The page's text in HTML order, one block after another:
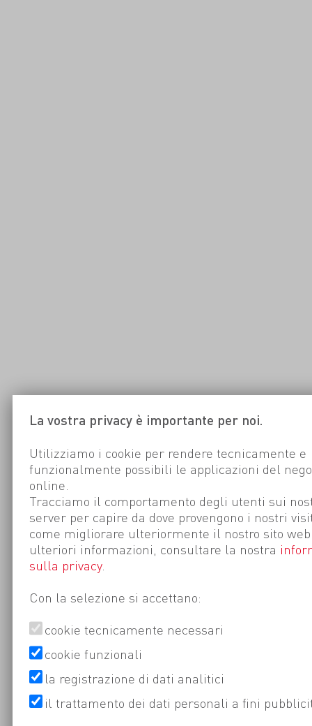
La vostra privacy è importante per noi.
Utilizziamo i cookie per rendere tecnicamente e
funzionalmente possibili le applicazioni del
online.
Tracciamo il comportamento degli utenti sui
server per capire da dove provengono i nostri
come migliorare ulteriormente il nostro sito
ulteriori informazioni, consultare la nostra
sulla privacy.
Con la selezione si accettano:
cookie tecnicamente necessari
cookie funzionali
la registrazione di dati analitici
il trattamento dei dati personali a fini